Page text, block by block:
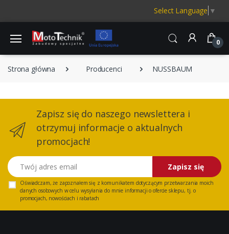
Select Language ▼
0
Strona główna Producenci NUSSBAUM
Zapisz się do naszego newslettera i
otrzymuj informacje o aktualnych
promocjach!
Twój adres email
Zapisz się
Oświadczam, że zapoznałem się z komunikatem dotyczącym przetwarzania moich
danych osobowych w celu wysyłania do mnie informacji o ofercie sklepu, tj. o
promocjach, nowościach i rabatach